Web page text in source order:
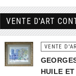
VENTE D'ART
VENTE
HUILE